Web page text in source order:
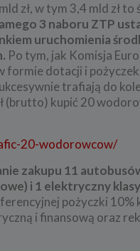
zł, w tym 3,4 mld zł to
3 naboru ZTP
uruchomienia
Po tym, jak Komisja
formie dotacji i pożyczek
trafiają do
(brutto) kupić 20
20-wodorowcow/
zakupu 11
i 1 elektryczny
pożyczki 10%
i finansową oraz